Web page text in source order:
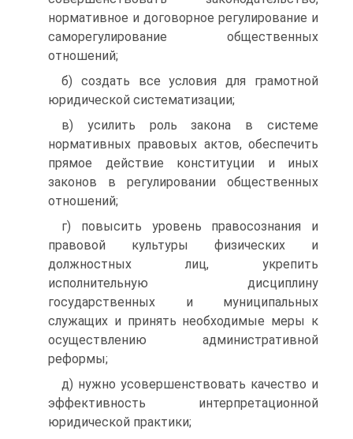
нормативное и договорное регулирование и
саморегулиро­вание общественных
отношений;
б) создать все условия для грамотной
юридической система­тизации;
в) усилить роль закона в системе
нормативных правовых ак­тов, обеспечить
прямое действие конституции и иных
законов в регулировании общественных
отношений;
г) повысить уровень правосознания и
правовой культуры физических и
должностных лиц, укрепить
исполнительную дис­циплину
государственных и муниципальных
служащих и при­нять необходимые меры к
осуществлению административной
реформы;
д) нужно усовершенствовать качество и
эффективность ин­терпретационной
юридической практики;